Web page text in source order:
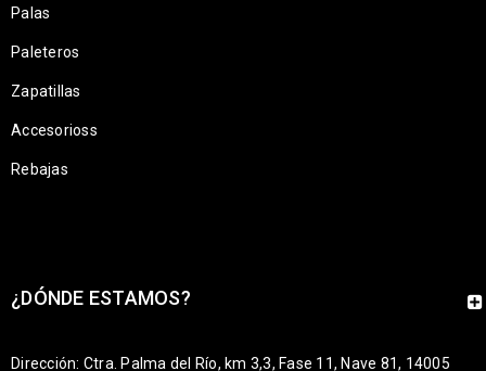
Palas
Paleteros
Zapatillas
Accesorioss
Rebajas
¿DÓNDE ESTAMOS?
Dirección: Ctra. Palma del Río, km 3,3, Fase 11, Nave 81, 14005